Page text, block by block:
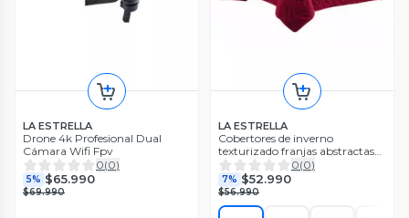
LA ESTRELLA
Drone 4k Profesional Dual
Cámara Wifi Fpv
0(0)
5% $65.990
$69.990
LA ESTRELLA
Cobertores de inverno
texturizado franjas abstractas
con chiporro King-TF
0(0)
7% $52.990
$56.990